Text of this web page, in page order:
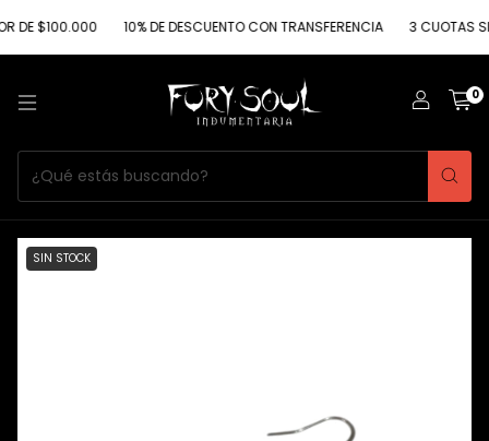
$100.000 10% DE DESCUENTO CON TRANSFERENCIA 3 CUOTAS SIN
0
SIN STOCK